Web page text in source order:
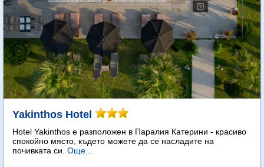
Yakinthos Hotel
Hotel Yakinthos e разположен в Паралия Катерини - красиво
спокойно място, където можете да се насладите на
почивката си. Още...